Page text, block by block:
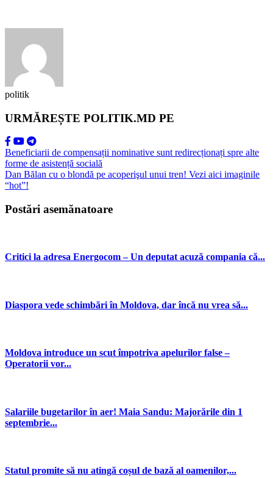
politik
URMĂREȘTE POLITIK.MD PE
Beneficiarii de compensații nominative sunt redirecționați spre alte
forme de asistență socială
Dan Bălan cu o blondă pe acoperişul unui tren! Vezi aici imaginile
“hot”!
Postări asemănatoare
Critici la adresa Energocom – Un deputat acuză compania că...
Diaspora vede schimbări în Moldova, dar încă nu vrea să...
Moldova introduce un scut împotriva apelurilor false –
Operatorii vor...
Salariile bugetarilor în aer! Maia Sandu: Majorările din 1
septembrie...
Statul promite să nu atingă coșul de bază al oamenilor,...